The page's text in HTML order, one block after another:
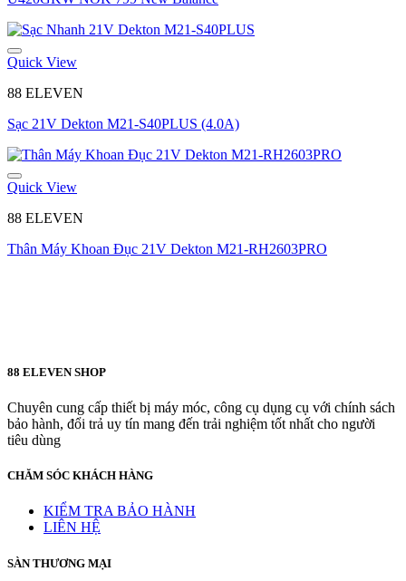
Quick View
88 ELEVEN
Sạc 21V Dekton M21-S40PLUS (4.0A)
Quick View
88 ELEVEN
Thân Máy Khoan Đục 21V Dekton M21-RH2603PRO
88 ELEVEN SHOP
Chuyên cung cấp thiết bị máy móc, công cụ dụng cụ với chính sách
bảo hành, đổi trả uy tín mang đến trải nghiệm tốt nhất cho người
tiêu dùng
CHĂM SÓC KHÁCH HÀNG
KIỂM TRA BẢO HÀNH
LIÊN HỆ
SÀN THƯƠNG MẠI